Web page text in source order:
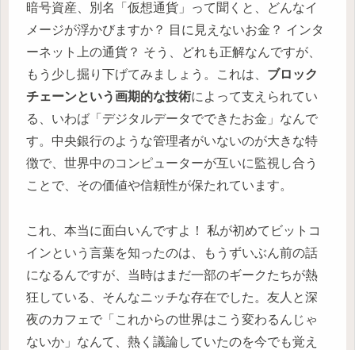
暗号資産、別名「仮想通貨」って聞くと、どんなイ
メージが浮かびますか？ 目に見えないお金？ インタ
ーネット上の通貨？ そう、どれも正解なんですが、
もう少し掘り下げてみましょう。これは、 ブロック
チェーンという画期的な技術によって支えられてい
る、いわば「デジタルデータでできたお金」なんで
す。中央銀行のような管理者がいないのが大きな特
徴で、世界中のコンピューターが互いに監視し合う
ことで、その価値や信頼性が保たれています。
これ、本当に面白いんですよ！ 私が初めてビットコ
インという言葉を知ったのは、もうずいぶん前の話
になるんですが、当時はまだ一部のギークたちが熱
狂している、そんなニッチな存在でした。友人と深
夜のカフェで「これからの世界はこう変わるんじゃ
ないか」なんて、熱く議論していたのを今でも覚え